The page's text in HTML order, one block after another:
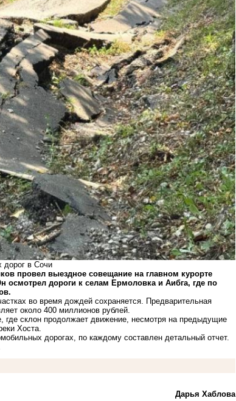
дорог в Сочи
провел выездное совещание на главном курорте
дороги к селам Ермоловка и Аибга, где по
во время дождей сохраняется. Предварительная
около 400 миллионов рублей.
где склон продолжает движение, несмотря на предыдущие
Хоста.
дорогах, по каждому составлен детальный отчет.
Дарья Хаблова